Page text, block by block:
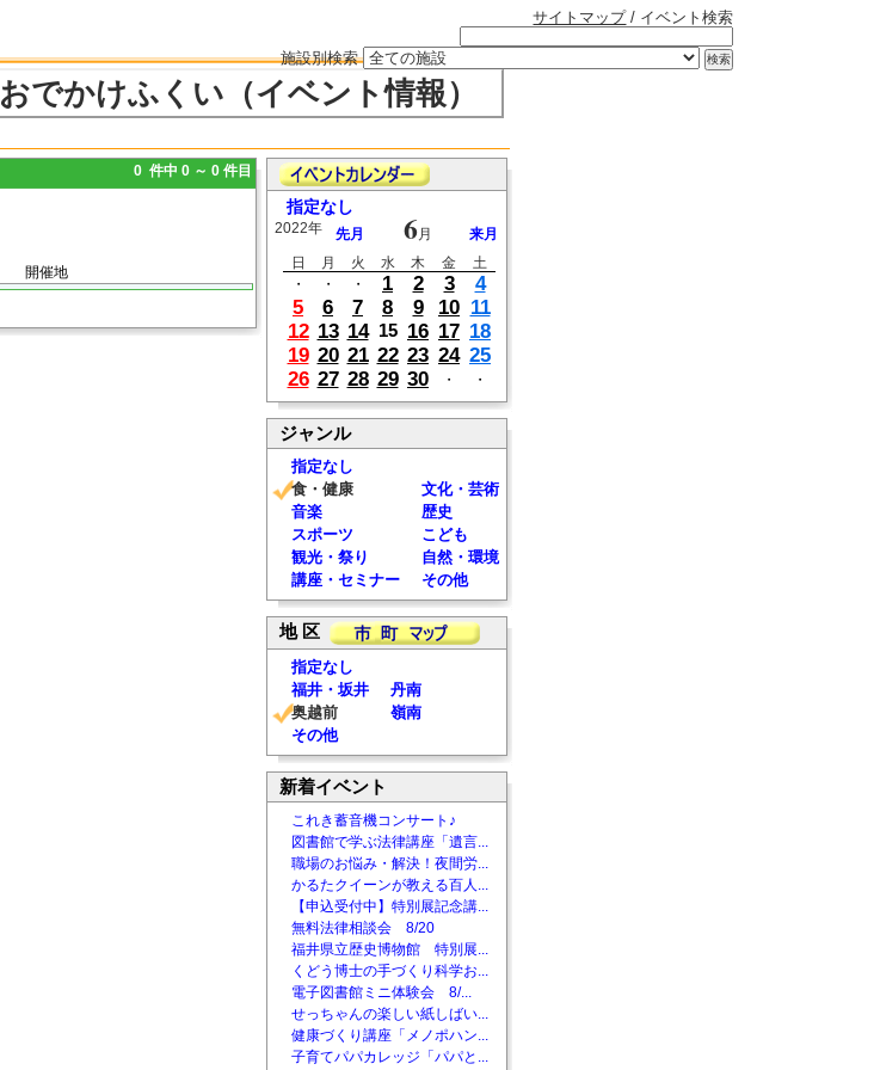
サイトマップ/ イベント検索
施設別検索
おでかけふくい（イベント情報）
0 件中 0 ～ 0 件目
開催地
指定なし
2022年 先月 6月
来月
日
月 火 水 木 金
土
・
・ ・ 1 2 3
4
5
6 7 8 9 10 11
12 13 14 15 16 17 18
19 20 21 22 23 24 25
26 27 28 29 30 ・ ・
ジャンル
指定なし
食・健康
文化・芸術
音楽
歴史
スポーツ
こども
観光・祭り
自然・環境
講座・セミナー
その他
地 区
指定なし
福井・坂井
丹南
奥越前
嶺南
その他
新着イベント
これき蓄音機コンサート♪
図書館で学ぶ法律講座「遺言...
職場のお悩み・解決！夜間労...
かるたクイーンが教える百人...
【申込受付中】特別展記念講...
無料法律相談会 8/20
福井県立歴史博物館 特別展...
くどう博士の手づくり科学お...
電子図書館ミニ体験会 8/...
せっちゃんの楽しい紙しばい...
健康づくり講座「メノポハン...
子育てパパカレッジ「パパと...